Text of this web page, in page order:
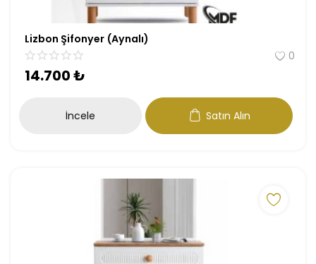
Lizbon Şifonyer (Aynalı)
0
14.700₺
İncele Satın Alın